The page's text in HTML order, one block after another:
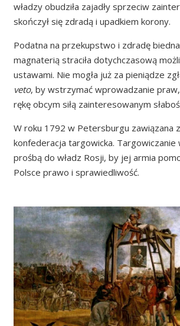
władzy obudziła zajadły sprzeciw
skończył się zdradą i upadkiem korony.
Podatna na przekupstwo i zdradę
magnaterią straciła dotychczasową
ustawami. Nie mogła już za pieniądze
veto, by wstrzymać wprowadzanie
rękę obcym siłą zainteresowanym
W roku 1792 w Petersburgu zawiązana
konfederacja targowicka. Targowiczanie
prośbą do władz Rosji, by jej armia
Polsce prawo i sprawiedliwość.